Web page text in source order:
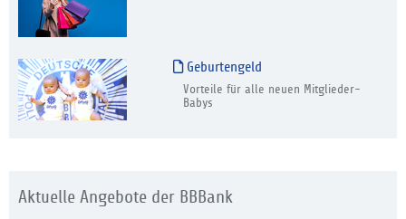
Geburtengeld
Vorteile für alle neuen Mitglieder-
Babys
Aktuelle Angebote der BBBank